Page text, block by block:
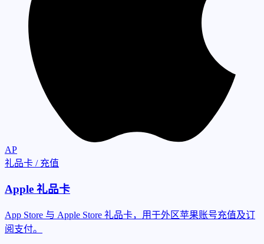
AP
礼品卡 / 充值
Apple 礼品卡
App Store 与 Apple Store 礼品卡，用于外区苹果账号充值及订
阅支付。